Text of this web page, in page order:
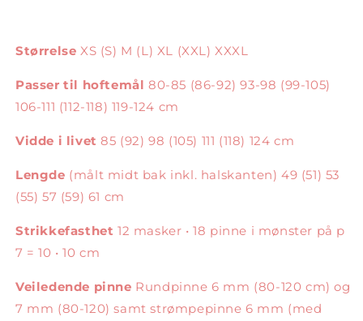
Størrelse XS (S) M (L) XL (XXL) XXXL
Passer til hoftemål 80-85 (86-92) 93-98 (99-105)
106-111 (112-118) 119-124 cm
Vidde i livet 85 (92) 98 (105) 111 (118) 124 cm
Lengde (målt midt bak inkl. halskanten) 49 (51) 53
(55) 57 (59) 61 cm
Strikkefasthet 12 masker • 18 pinne i mønster på p
7 = 10 • 10 cm
Veiledende pinne Rundpinne 6 mm (80-120 cm) og
7 mm (80-120) samt strømpepinne 6 mm (med